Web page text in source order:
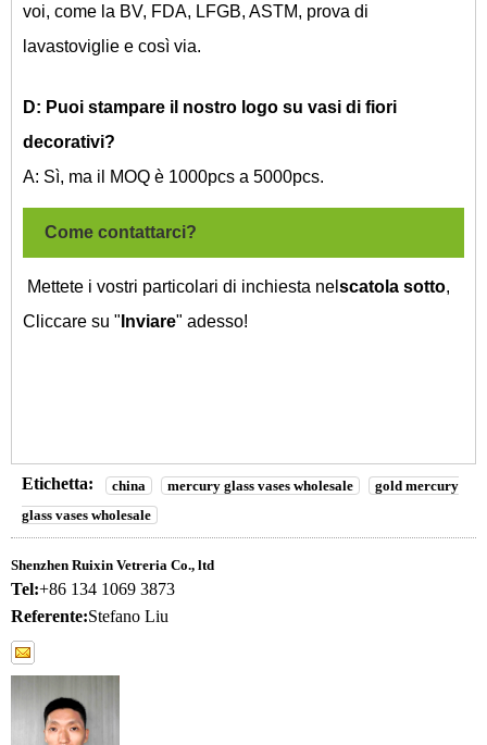
voi, come la BV, FDA, LFGB, ASTM, prova di
lavastoviglie e così via.
D: Puoi stampare il nostro logo su vasi di fiori
decorativi?
A: Sì, ma il MOQ è 1000pcs a 5000pcs.
Come contattarci?
Mettete i vostri particolari di inchiesta nel scatola sotto,
Cliccare su " Inviare" adesso!
Etichetta: china mercury glass vases wholesale
gold mercury
glass vases wholesale
Shenzhen Ruixin Vetreria Co., ltd
Tel:+86 134 1069 3873
Referente:Stefano Liu